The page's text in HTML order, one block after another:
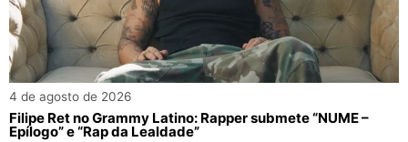
4 de agosto de 2026
Filipe Ret no Grammy Latino: Rapper submete “NUME –
Epílogo” e “Rap da Lealdade”